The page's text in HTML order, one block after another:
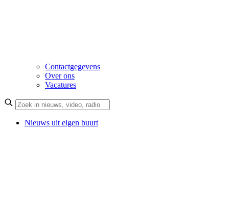
Contactgegevens
Over ons
Vacatures
Nieuws uit eigen buurt